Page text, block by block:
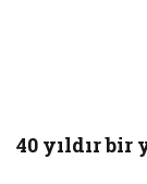
40 yıldır